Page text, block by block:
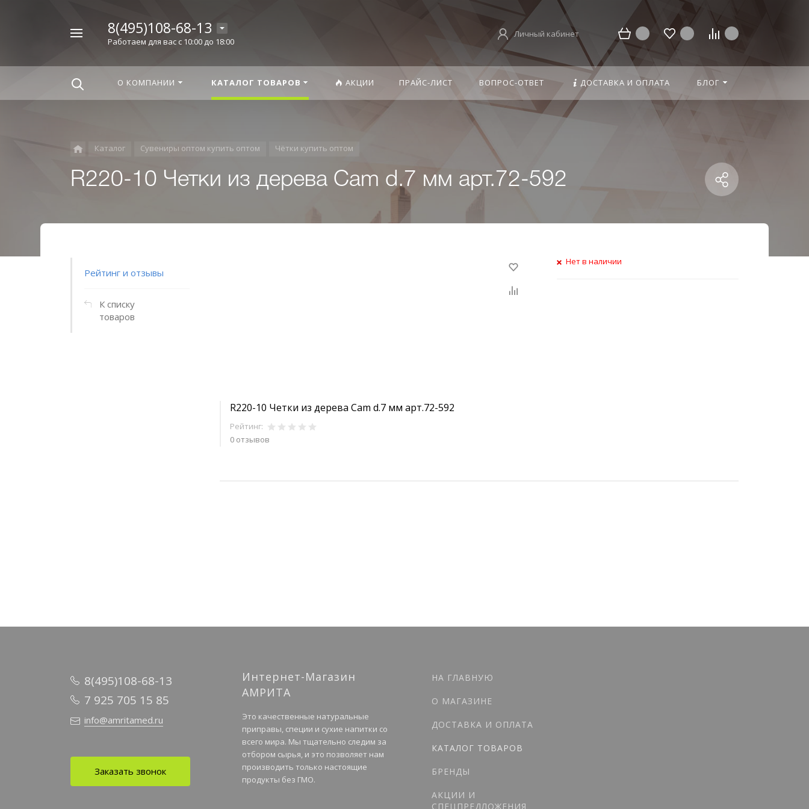
8(495)108-68-13
Работаем для вас с 10:00 до 18:00
Личный кабинет
О КОМПАНИИ КАТАЛОГ ТОВАРОВ АКЦИИ ПРАЙС-ЛИСТ ВОПРОС-ОТВЕТ ДОСТАВКА И ОПЛАТА БЛОГ
Каталог Сувениры оптом купить оптом Чётки купить оптом
R220-10 Четки из дерева Cam d.7 мм арт.72-592
Рейтинг и отзывы
К списку
товаров
R220-10 Четки из дерева Cam d.7 мм арт.72-592
Рейтинг:
0 отзывов
Нет в наличии
8(495)108-68-13
7 925 705 15 85
info@amritamed.ru
Заказать звонок
Интернет-Магазин
АМРИТА
Это качественные натуральные
приправы, специи и сухие напитки со
всего мира. Мы тщательно следим за
отбором сырья, и это позволяет нам
производить только настоящие
продукты без ГМО.
НА ГЛАВНУЮ
О МАГАЗИНЕ
ДОСТАВКА И ОПЛАТА
КАТАЛОГ ТОВАРОВ
БРЕНДЫ
АКЦИИ И
СПЕЦПРЕДЛОЖЕНИЯ